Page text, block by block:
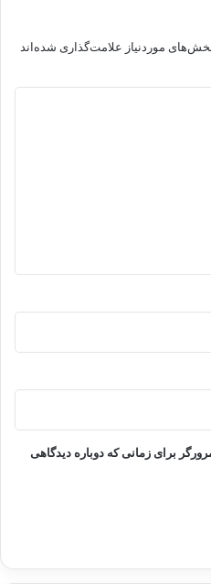
موردنیاز علامت‌گذاری شده‌اند
برای زمانی که دوباره دیدگاهی